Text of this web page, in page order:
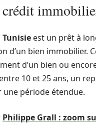
crédit
est un prêt à
d’un bien immobilier.
d’un bien ou
10 et 25 ans, un
période étendue.
Philippe Grall : zoom